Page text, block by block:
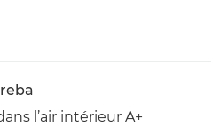
l’air intérieur A+